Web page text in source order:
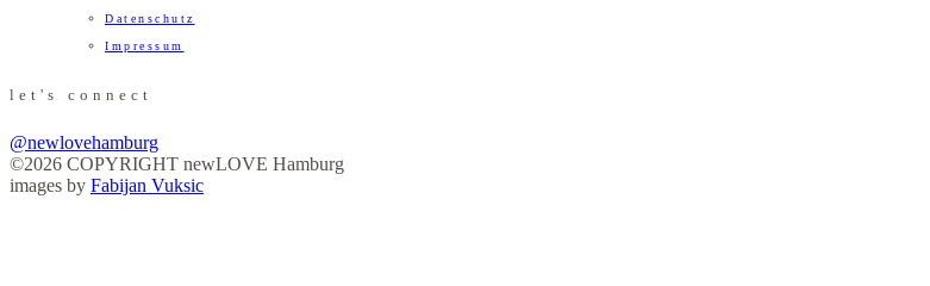
Datenschutz
Impressum
let's connect
@newlovehamburg
©2026 COPYRIGHT newLOVE Hamburg
images by Fabijan Vuksic